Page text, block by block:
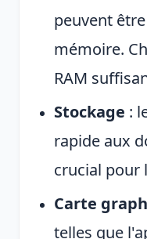
peuvent
mémoire.
RAM
Stockage :
rapide aux
crucial pour
Carte
telles que